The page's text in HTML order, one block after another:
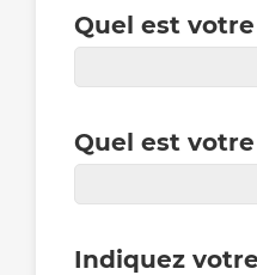
Quel est
Quel est
Indiquez